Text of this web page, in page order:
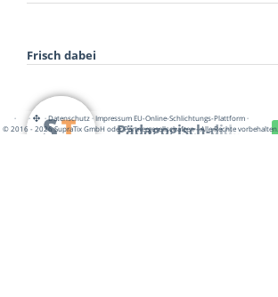
Frisch dabei
Pädagogisch-did…
· · ·Datenschutz·Impressum EU-Online-Schlichtungs-Plattform·
© 2016 - 2026 SupraTix GmbH oder Partnergesellschaften - Alle Rechte vorbehalten.